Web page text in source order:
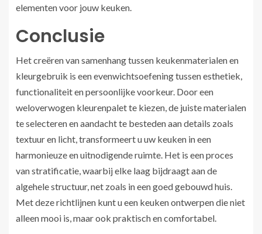
elementen voor jouw keuken.
Conclusie
Het creëren van samenhang tussen keukenmaterialen en
kleurgebruik is een evenwichtsoefening tussen esthetiek,
functionaliteit en persoonlijke voorkeur. Door een
weloverwogen kleurenpalet te kiezen, de juiste materialen
te selecteren en aandacht te besteden aan details zoals
textuur en licht, transformeert u uw keuken in een
harmonieuze en uitnodigende ruimte. Het is een proces
van stratificatie, waarbij elke laag bijdraagt aan de
algehele structuur, net zoals in een goed gebouwd huis.
Met deze richtlijnen kunt u een keuken ontwerpen die niet
alleen mooi is, maar ook praktisch en comfortabel.